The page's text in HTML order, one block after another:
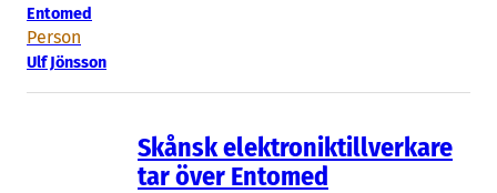
Entomed
Person
Ulf Jönsson
Skånsk elektroniktillverkare
tar över Entomed